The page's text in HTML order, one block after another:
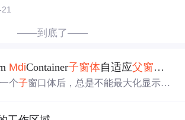
——到底了——
MdiContainer子窗体自适应父窗体
个子窗口体后，总是不能最大化显示，